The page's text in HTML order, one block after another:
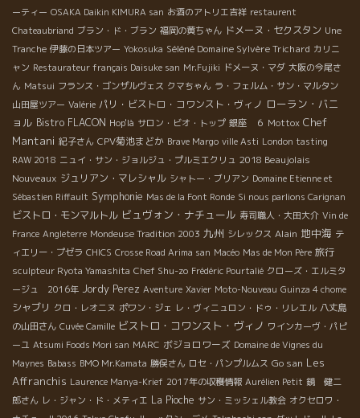
ーティー OSAKA Daikin KIMURA san お酒のアトリエ吉祥 restaurent
Chateaubriand ブラン・ド・ブラン 福岡の黄ちゃん ドメーヌ・セクスタン Une
Tranche 伊藤の日本ツアー Yokosuka Séléné Domaine Sylvère Trichard カリニ
ャン Restaurateur français Daisuke san Mr.Fujiki ドメーヌ・マダ 大阪の今尾さ
ん Matsui フランス・ゴンザルヴェス クマちゃん ラ・フェルム・サン・マルタン
山田屋ツアー Valérie パリ・ビストロ・コワンスト・ヴィノ ローラン・バニ
ョル Bistro FLACON Hop'là サロン・ビオ・トップ 銀座 ６ Mottox Chef
Mantani 紀子さん CPV菊池まどか Brave Margo ville Asti London tasting
RAW 2018 ニュイ・サン・ジョルジュ・プルミエクリュ 2018 Beaujolais
Nouveaux ジュリアン・マレシャル シャトー・ブリアン Domaine Etienne et
Sébastien Riffault Symphonie Mas de la Font Ronde Si nous parlions Carignan
ビストロ・モンマルトル ビュヴォン・ナチュール 寿司職人・大田大介 Vin de
France Angleterre Mondeuse Tradition 2003 九州 シレックス Alain 地中海 テ
ィエリー・プゼラ CHICS Crosse Road Arima san Macéo Mas de Mon Père 旅行
sculpteur Ryota Yamashita Chef Shu-zo Frédéric Pourtalié クローズ・エルミタ
ージュ 2016年 Jordy Perez Aventure Xavier Moto-Nouveau Guinza 4 chome
シャブリ クロ・レオニヌ ポワン・ジェ レ・ヴィニュロン・ドゥ・リレエル 八丈島
の山田さん Cuvée Camille ビストロ・コワンスト・ヴィノ ワインカーヴ・パピ
ーユ Atsumi Foods Mori san MARC ボジョロワーズ Domaine de Vignes du
Maynes Babass BMO Mr.Kamata 勝俣さん ロセ・パンプルムス Go san Les
Affranchis Laurence Manya-Krief 2017年の収穫情報 Aurélien Petit 鏡 健二
郎さん レ・ジャン・ド・メティエ La Pioche サン・ミッシェル教会 オクセロワ・